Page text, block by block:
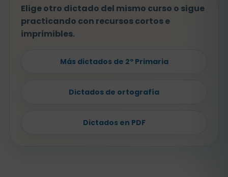
Elige otro dictado del mismo curso o sigue
practicando con recursos cortos e
imprimibles.
Más dictados de 2º Primaria
Dictados de ortografía
Dictados en PDF